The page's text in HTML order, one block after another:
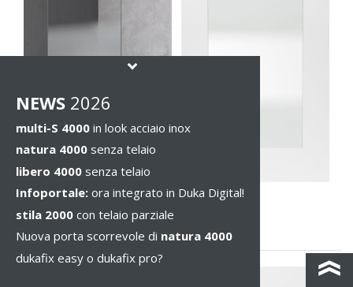
VM10
NEWS 2026
multi-S 4000 in look acciaio inox
natura 4000 senza telaio
libero 4000 senza telaio
Infoportale: ora integrato in Duka Digital!
stila 2000 con telaio parziale
Nuova porta scorrevole di natura 4000
dukafix easy o dukafix pro?